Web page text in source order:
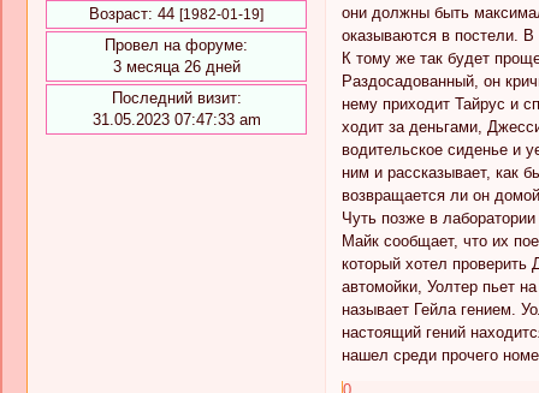
Возраст: 44 [1982-01-19]
Провел на форуме:
3 месяца 26 дней
Последний визит:
31.05.2023 07:47:33 am
они должны быть
оказываются в постели.
К тому же так будет
Раздосадованный, он
нему приходит Тайрус и
ходит за деньгами,
водительское сиденье и
ним и рассказывает, как
возвращается ли он
Чуть позже в
Майк сообщает, что их
который хотел
автомойки, Уолтер пьет
называет Гейла гением.
настоящий гений
нашел среди прочего